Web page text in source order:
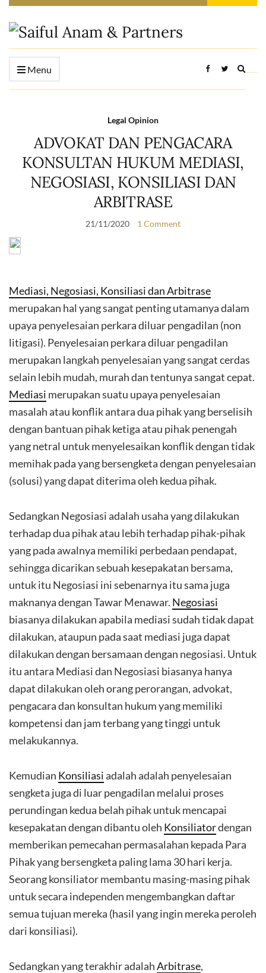
Menu
form
Legal Opinion
ADVOKAT DAN PENGACARA
KONSULTAN HUKUM MEDIASI,
NEGOSIASI, KONSILIASI DAN
ARBITRASE
21/11/2020 1 Comment
Mediasi, Negosiasi, Konsiliasi dan Arbitrase
merupakan hal yang sangat penting utamanya dalam
upaya penyelesaian perkara diluar pengadilan (non
litigasi). Penyelesaian perkara diluar pengadilan
merupakan langkah penyelesaian yang sangat cerdas
selain lebih mudah, murah dan tentunya sangat cepat.
Mediasi merupakan suatu upaya penyelesaian
masalah atau konflik antara dua pihak yang berselisih
dengan bantuan pihak ketiga atau pihak penengah
yang netral untuk menyelesaikan konflik dengan tidak
memihak pada yang bersengketa dengan penyelesaian
(solusi) yang dapat diterima oleh kedua pihak.
Sedangkan Negosiasi adalah usaha yang dilakukan
terhadap dua pihak atau lebih terhadap pihak-pihak
yang pada awalnya memiliki perbedaan pendapat,
sehingga dicarikan sebuah kesepakatan bersama,
untuk itu Negosiasi ini sebenarnya itu sama juga
maknanya dengan Tawar Menawar. Negosiasi
biasanya dilakukan apabila mediasi sudah tidak dapat
dilakukan, ataupun pada saat mediasi juga dapat
dilakukan dengan bersamaan dengan negosiasi. Untuk
itu antara Mediasi dan Negosiasi biasanya hanya
dapat dilakukan oleh orang perorangan, advokat,
pengacara dan konsultan hukum yang memiliki
kompetensi dan jam terbang yang tinggi untuk
melakukannya.
Kemudian Konsiliasiadalah adalah penyelesaian
sengketa juga di luar pengadilan melalui proses
perundingan kedua belah pihak untuk mencapai
kesepakatan dengan dibantu oleh Konsiliatordengan
memberikan pemecahan permasalahan kepada Para
Pihak yang bersengketa paling lama 30 hari kerja.
Seorang konsiliator membantu masing-masing pihak
untuk secara independen mengembangkan daftar
semua tujuan mereka (hasil yang ingin mereka peroleh
dari konsiliasi).
Sedangkan yang terakhir adalahArbitrase,